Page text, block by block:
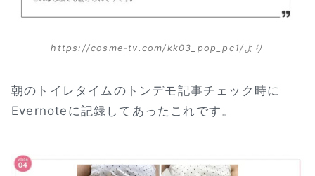
https://cosme-tv.com/kk03_pop_pc1/より
朝のトイレタイムのトンデモ記事チェック時に
Evernoteに記録してあったこれです。